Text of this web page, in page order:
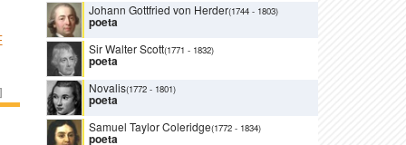
]
Johann Gottfried von Herder(1744 - 1803)
poeta
Sir Walter Scott(1771 - 1832)
poeta
Novalis(1772 - 1801)
poeta
Samuel Taylor Coleridge(1772 - 1834)
poeta